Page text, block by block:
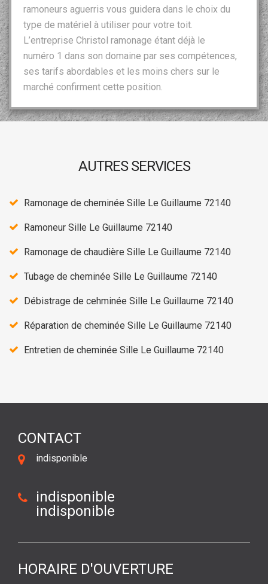
ramoneurs aguerris vous guidera dans le choix du
type de matériel à utiliser pour votre toit.
L’entreprise Christol ramonage étant déjà le
numéro 1 dans son domaine par ses compétences,
ses tarifs abordables et les moins chers sur le
marché confirment cette position.
AUTRES SERVICES
Ramonage de cheminée Sille Le Guillaume 72140
Ramoneur Sille Le Guillaume 72140
Ramonage de chaudière Sille Le Guillaume 72140
Tubage de cheminée Sille Le Guillaume 72140
Débistrage de cehminée Sille Le Guillaume 72140
Réparation de cheminée Sille Le Guillaume 72140
Entretien de cheminée Sille Le Guillaume 72140
CONTACT
indisponible
indisponible
indisponible
HORAIRE D'OUVERTURE